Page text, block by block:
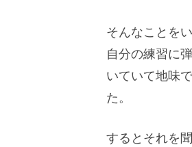
そんなことを
自分の練習に
いていて地味
た。
するとそれを